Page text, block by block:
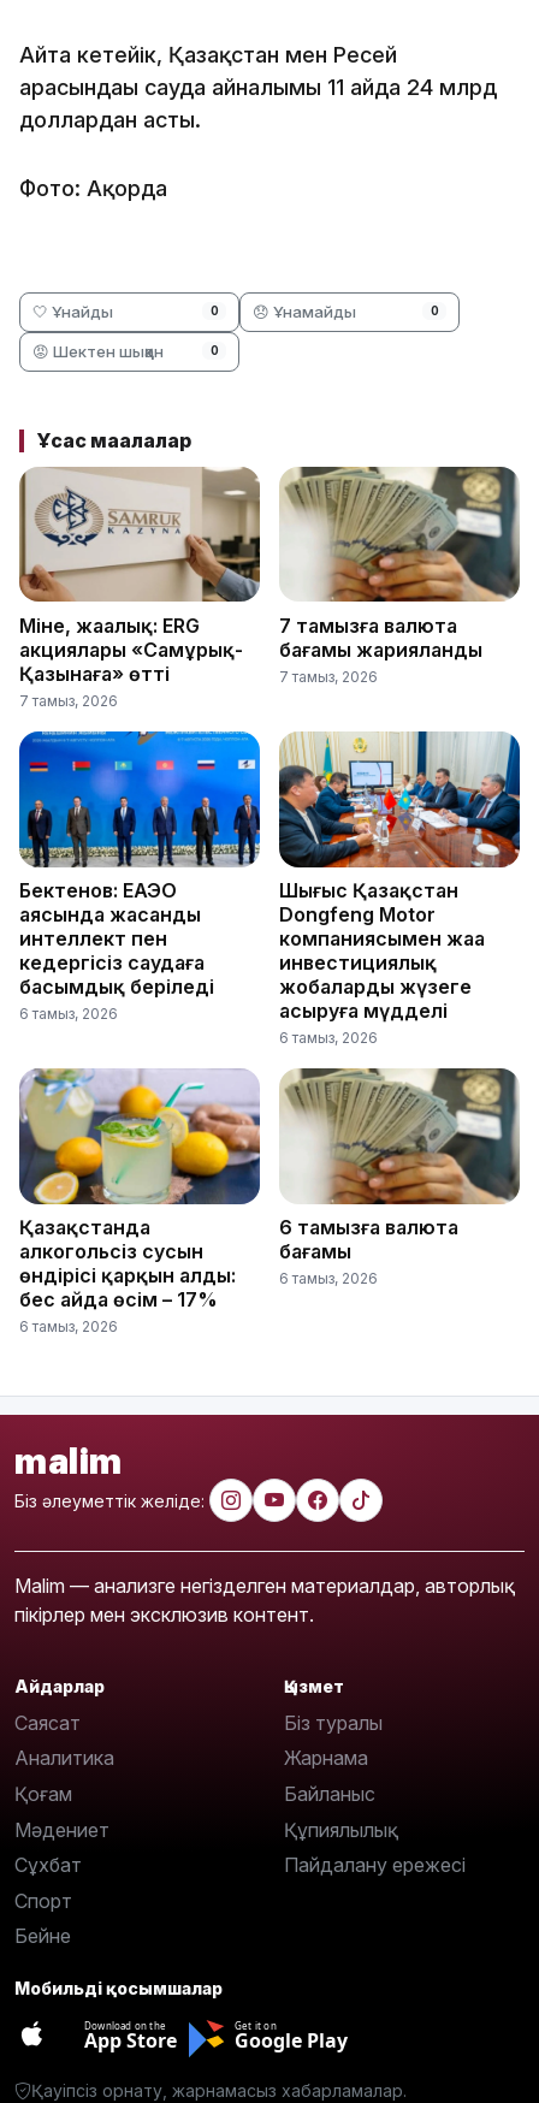
Айта кетейік, Қазақстан мен Ресей
арасындағы сауда айналымы 11 айда 24 млрд
доллардан асты.
Фото: Ақорда
🤍 Ұнайды 0 😞 Ұнамайды 0
😡 Шектен шыққан 0
Ұқсас мақалалар
Міне, жаңалық: ERG
акциялары «Самұрық-
Қазынаға» өтті
7 тамыз, 2026
7 тамызға валюта
бағамы жарияланды
7 тамыз, 2026
Бектенов: ЕАЭО
аясында жасанды
интеллект пен
кедергісіз саудаға
басымдық беріледі
6 тамыз, 2026
Шығыс Қазақстан
Dongfeng Motor
компаниясымен жаңа
инвестициялық
жобаларды жүзеге
асыруға мүдделі
6 тамыз, 2026
Қазақстанда
алкогольсіз сусын
өндірісі қарқын алды:
бес айда өсім – 17%
6 тамыз, 2026
6 тамызға валюта
бағамы
6 тамыз, 2026
malim
Біз әлеуметтік желіде:
Malim — анализге негізделген материалдар, авторлық
пікірлер мен эксклюзив контент.
Айдарлар
Саясат
Аналитика
Қоғам
Мәдениет
Сұхбат
Спорт
Бейне
Қызмет
Біз туралы
Жарнама
Байланыс
Құпиялылық
Пайдалану ережесі
Мобильді қосымшалар
Download on the
App Store
Get it on
Google Play
Қауіпсіз орнату, жарнамасыз хабарламалар.